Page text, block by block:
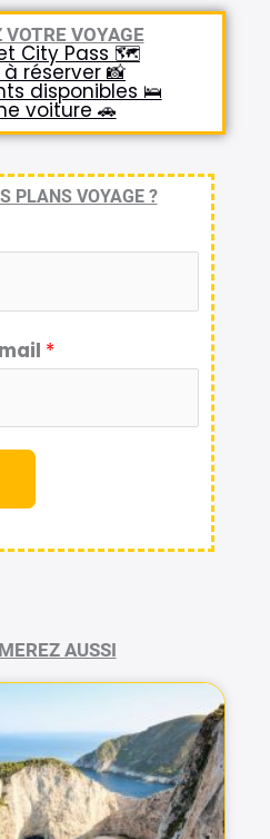
VOYAGE
City Pass 🗺️
réserver 📸
disponibles 🛌
voiture 🚗
PLANS VOYAGE ?
*
AUSSI